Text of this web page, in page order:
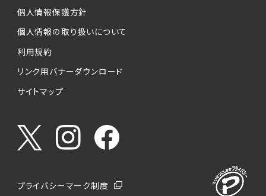
個人情報保護方針
個人情報の取り扱いについて
利用規約
リンク用バナーダウンロード
サイトマップ
プライバシーマーク制度